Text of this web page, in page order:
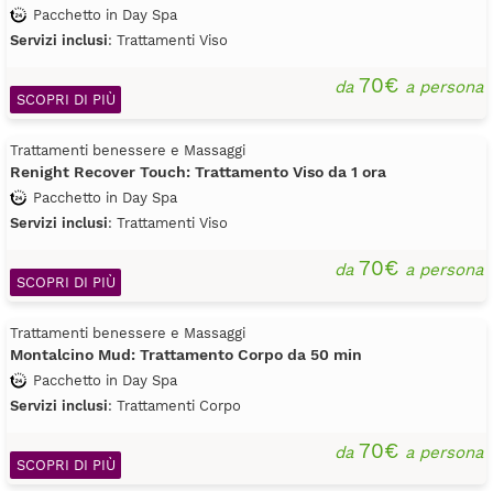
Pacchetto in Day Spa
Servizi inclusi: Trattamenti Viso
da70€ a persona
SCOPRI DI PIÙ
Trattamenti benessere e Massaggi
Renight Recover Touch: Trattamento Viso da 1 ora
Pacchetto in Day Spa
Servizi inclusi: Trattamenti Viso
da70€ a persona
SCOPRI DI PIÙ
Trattamenti benessere e Massaggi
Montalcino Mud: Trattamento Corpo da 50 min
Pacchetto in Day Spa
Servizi inclusi: Trattamenti Corpo
da70€ a persona
SCOPRI DI PIÙ